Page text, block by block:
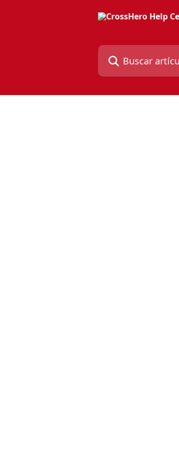
Buscar artículos...